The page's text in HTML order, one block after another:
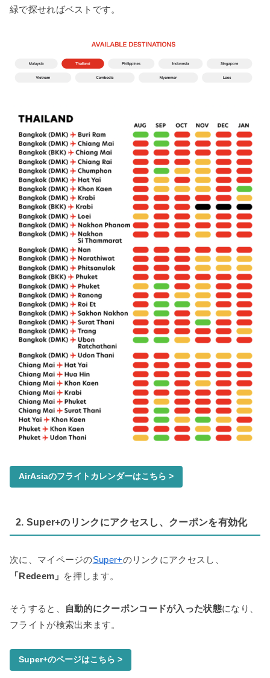
緑で探せればベストです。
AirAsiaのフライトカレンダーはこちら >
2. Super+のリンクにアクセスし、クーポンを有効化
次に、マイページのSuper+のリンクにアクセスし、
「Redeem」 を押します。
そうすると、 自動的にクーポンコードが入った状態になり、
フライトが検索出来ます。
Super+のページはこちら >